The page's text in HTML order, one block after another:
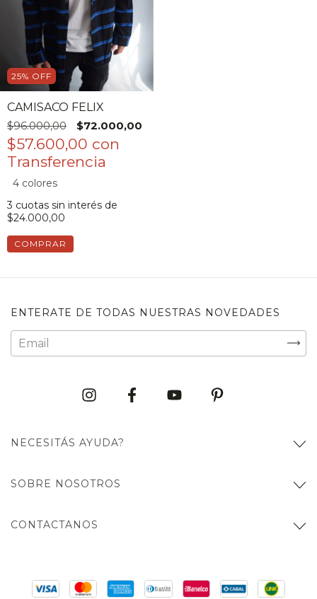
25% OFF
CAMISACO FELIX
$96.000,00
$72.000,00
$57.600,00 con
4 colores
3 cuotas sin interés de
$24.000,00
COMPRAR
ENTERATE DE TODAS NUESTRAS NOVEDADES
NECESITÁS AYUDA?
SOBRE NOSOTROS
CONTACTANOS